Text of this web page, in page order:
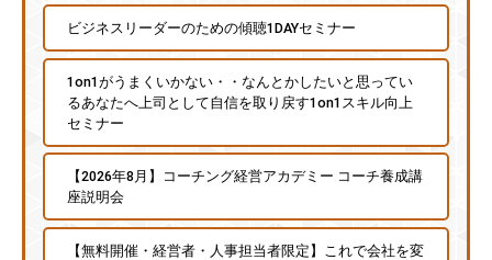
ビジネスリーダーのための傾聴1DAYセミナー
1on1がうまくいかない・・なんとかしたいと思ってい
るあなたへ上司として自信を取り戻す1on1スキル向上
セミナー
【2026年8月】コーチング経営アカデミー コーチ養成講
座説明会
【無料開催・経営者・人事担当者限定】これで会社を変